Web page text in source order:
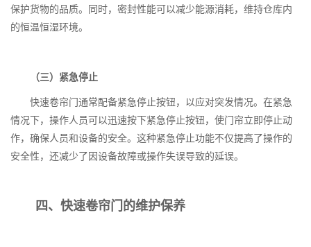
保护货物的品质。同时，密封性能可以减少能源消耗，维持仓库内
的恒温恒湿环境。
（三）紧急停止
快速卷帘门通常配备紧急停止按钮，以应对突发情况。在紧急
情况下，操作人员可以迅速按下紧急停止按钮，使门帘立即停止动
作，确保人员和设备的安全。这种紧急停止功能不仅提高了操作的
安全性，还减少了因设备故障或操作失误导致的延误。
四、快速卷帘门的维护保养